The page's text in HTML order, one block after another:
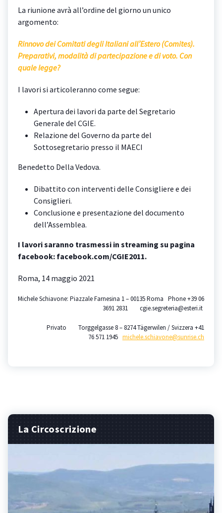
La riunione avrà all’ordine del giorno un unico
argomento:
Rinnovo dei Comitati degli Italiani all’Estero (Comites).
Preparativi, modalità di partecipazione e di voto. Con
quale legge?
I lavori si articoleranno come segue:
Apertura dei lavori da parte del Segretario
Generale del CGIE.
Relazione del Governo da parte del
Sottosegretario presso il MAECI
Benedetto Della Vedova.
Dibattito con interventi delle Consigliere e dei
Consiglieri.
Conclusione e presentazione del documento
dell’Assemblea.
I lavori saranno trasmessi in streaming su pagina
facebook: facebook.com/CGIE2011.
Roma, 14 maggio 2021
Michele Schiavone: Piazzale Farnesina 1 – 00135 Roma Phone +39 06
3691 2831 cgie.segreteria@esteri.it
Privato Torggelgasse 8 – 8274 Tägerwilen / Svizzera +41
76 571 1945 michele.schiavone@sunrise.ch
La Circoscrizione